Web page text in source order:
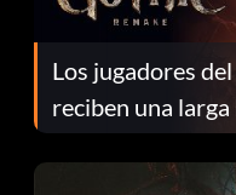
Los jugadores
reciben una
el parche 1.0.4